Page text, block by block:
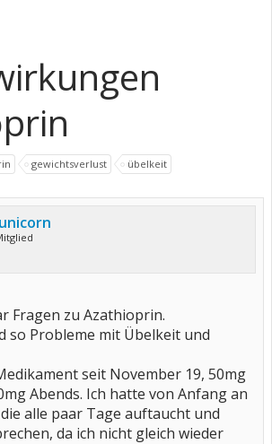
gewichtsverlust übelkeit
Fragen zu Azathioprin.
so Probleme mit Übelkeit und
seit November 19, 50mg
Abends. Ich hatte von Anfang an
alle paar Tage auftaucht und
da ich nicht gleich wieder